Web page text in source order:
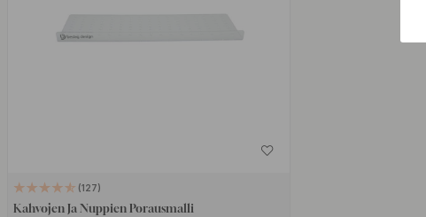
127
Kahvojen Ja Nuppien Porausmalli